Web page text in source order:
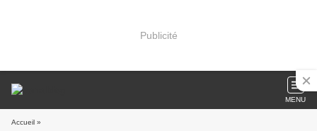
Publicité
MENU
Accueil »